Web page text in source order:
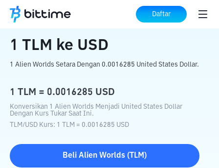
Daftar
Beranda Konverter Kripto ke USD
1 TLM ke USD
1 Alien Worlds Setara Dengan 0.0016285 United States Dollar.
1 TLM = 0.0016285 USD
Konversikan 1 Alien Worlds Menjadi United States Dollar
Dengan Kurs Tukar Saat Ini.
TLM/USD Kurs: 1 TLM = 0.0016285 USD
Beli Alien Worlds ( TLM )